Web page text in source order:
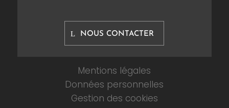
NOUS CONTACTER
Mentions légales
Données personnelles
Gestion des cookies